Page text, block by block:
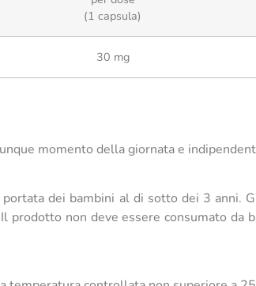
(1 capsula)
30 mg
momento della giornata e
dei bambini al di sotto dei 3 anni.
non deve essere consumato da